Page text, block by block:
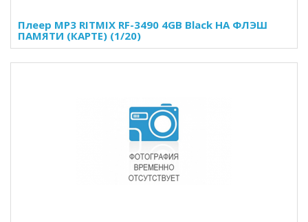
Плеер MP3 RITMIX RF-3490 4GB Black НА ФЛЭШ
ПАМЯТИ (КАРТЕ) (1/20)